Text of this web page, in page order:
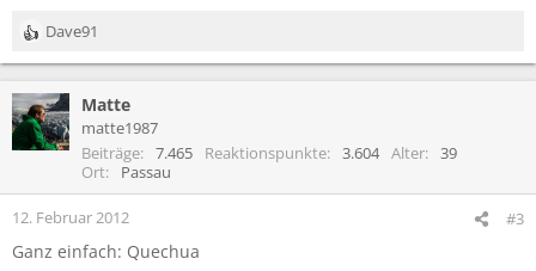
R
e
k
t
i
n
e
:
Dave91
Matte
matte1987
Beiträge
7.465 Reaktionspunkte 3.604 Alter
39
Ort
Passau
12. Februar 2012 #3
Ganz einfach: Quechua